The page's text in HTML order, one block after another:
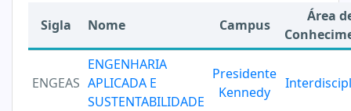
Sigla Nome Campus
Área
ENGEAS
ENGENHARIA
APLICADA E
SUSTENTABILIDADE
Presidente
Kennedy